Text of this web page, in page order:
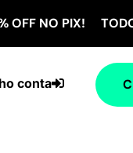
PIX! TODOS OS
conta